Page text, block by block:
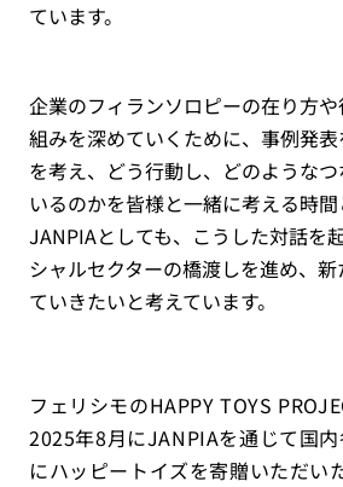
ています。
企業のフィランソロピーの在り方
組みを深めていくために、事例発
を考え、どう行動し、どのような
いるのかを皆様と一緒に考える時間
JANPIAとしても、こうした対話を
シャルセクターの橋渡しを進め、
ていきたいと考えています。
フェリシモのHAPPY TOYS
2025年8月にJANPIAを通じて国
にハッピートイズを寄贈いただい